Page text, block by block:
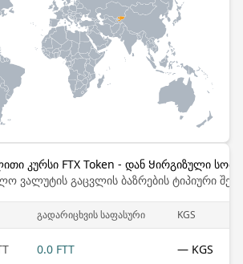
კურსი FTX Token - დან Ყირგიზული სომი
ვალუტის გაცვლის ბაზრების ტიპიური
გადარიცხვის საფასური KGS
0.0 FTT — KGS